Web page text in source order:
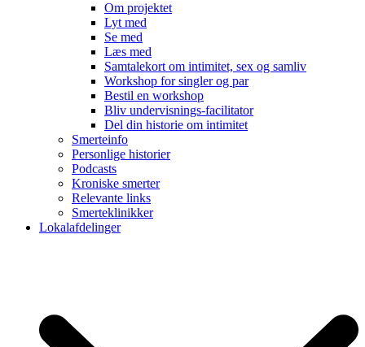
Om projektet
Lyt med
Se med
Læs med
Samtalekort om intimitet, sex og samliv
Workshop for singler og par
Bestil en workshop
Bliv undervisnings-facilitator
Del din historie om intimitet
Smerteinfo
Personlige historier
Podcasts
Kroniske smerter
Relevante links
Smerteklinikker
Lokalafdelinger